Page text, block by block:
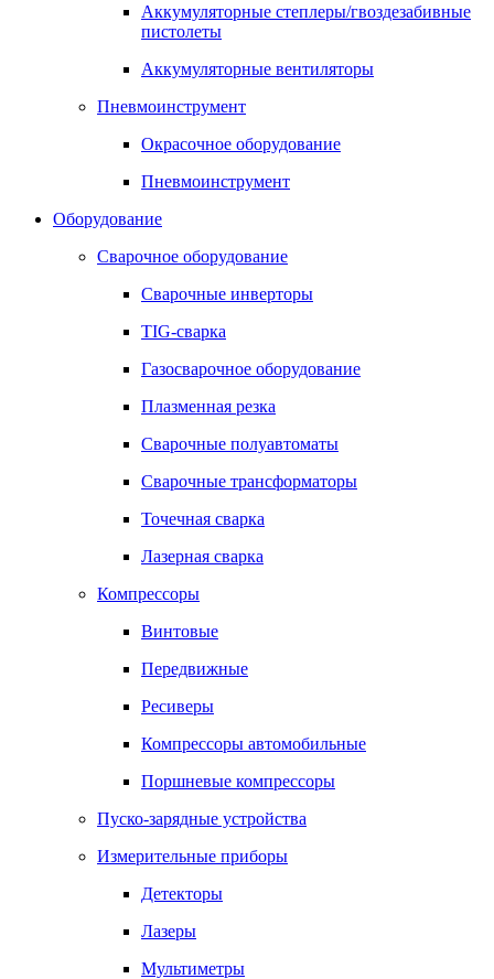
Аккумуляторные степлеры/гвоздезабивные
пистолеты
Аккумуляторные вентиляторы
Пневмоинструмент
Окрасочное оборудование
Пневмоинструмент
Оборудование
Сварочное оборудование
Сварочные инверторы
TIG-сварка
Газосварочное оборудование
Плазменная резка
Сварочные полуавтоматы
Сварочные трансформаторы
Точечная сварка
Лазерная сварка
Компрессоры
Винтовые
Передвижные
Ресиверы
Компрессоры автомобильные
Поршневые компрессоры
Пуско-зарядные устройства
Измерительные приборы
Детекторы
Лазеры
Мультиметры